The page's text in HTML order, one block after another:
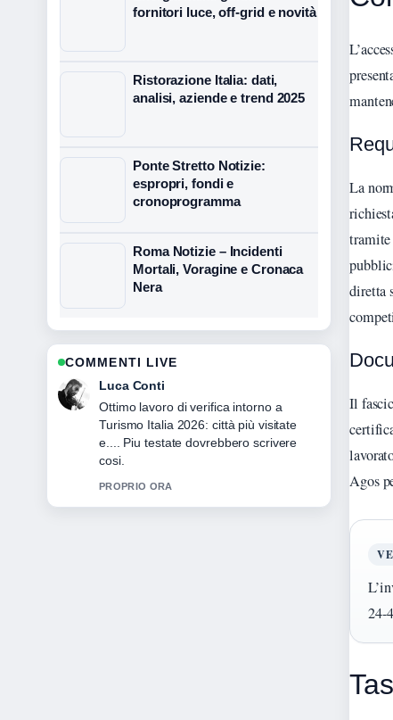
La
tramite
diretta
Il
Agos
24-
fornitori luce, off-grid e novità
Ristorazione Italia: dati,
analisi, aziende e trend 2025
Ponte Stretto Notizie:
espropri, fondi e
cronoprogramma
Roma Notizie – Incidenti
Mortali, Voragine e Cronaca
Nera
COMMENTI LIVE
Andrea Greco
Ottima analisi di Medici di base Italia:
numeri, stipendi e.... E la sintesi piu
chiara che abbia visto oggi.
3 MIN FA